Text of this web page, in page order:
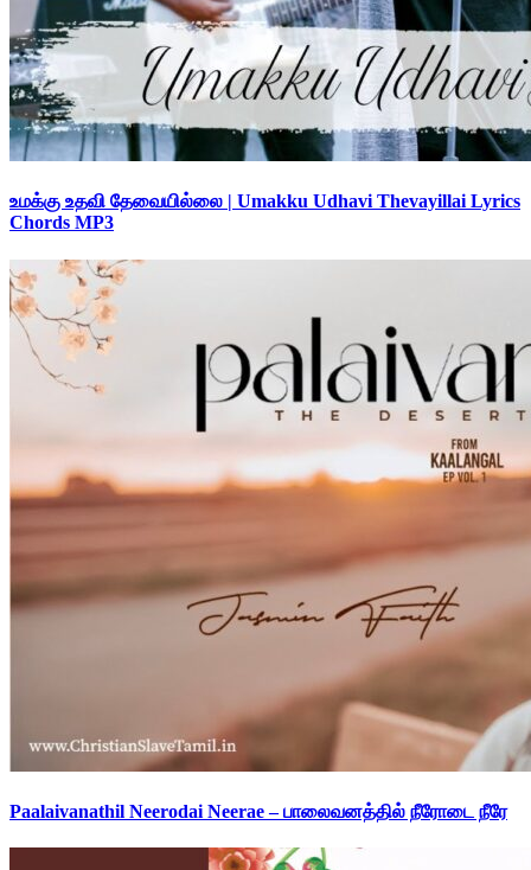
உமக்கு உதவி தேவையில்லை | Umakku Udhavi Thevayillai Lyrics
Chords MP3
Paalaivanathil Neerodai Neerae – பாலைவனத்தில் நீரோடை நீரே